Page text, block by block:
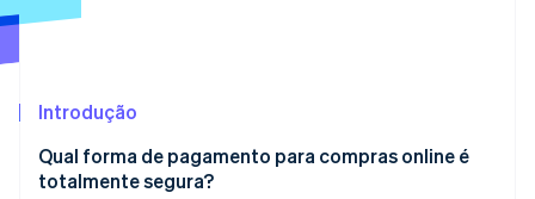
Stripe Sessions 2026
Assista agora
Introdução
Qual forma de pagamento para compras online é
totalmente segura?